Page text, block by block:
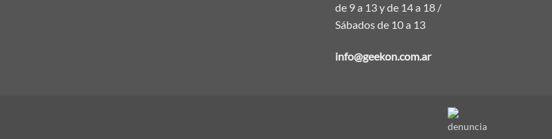
de 9 a 13 y de 14 a 18 /
Sábados de 10 a 13
info@geekon.com.ar